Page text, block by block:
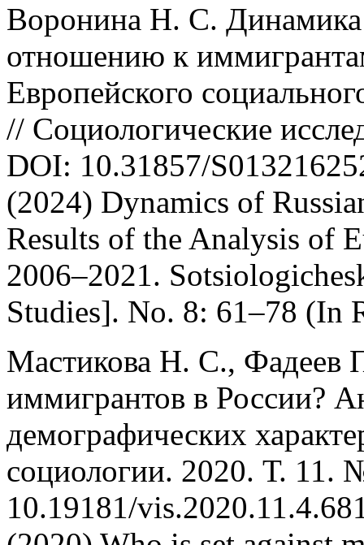
Воронина Н. С. Динамика
отношению к
Европейского
// Социологические
DOI: 10.31857/
(2024) Dynamics of
Results of the Analysis of
2006–2021.
Studies]. No. 8: 61–78 (In
Мастикова Н. С., Фадеев
иммигрантов в России?
демографических
социологии. 2020. Т. 11.
10.19181/